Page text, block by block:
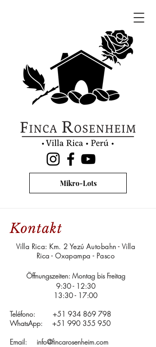
Mikro-Lots
Kontakt
Villa Rica: Km. 2 Yezú Autobahn - Villa
Rica - Oxapampa - Pasco
Öffnungszeiten: Montag bis Freitag
9:30 - 12:30
13:30 - 17:00
Teléfono: +51 934 869 798
WhatsApp: +51 990 355 950
Email:
info@fincarosenheim.com